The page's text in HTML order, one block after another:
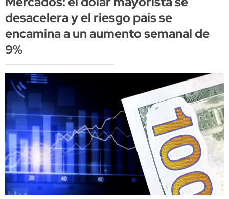
desacelera y el riesgo país se
encamina a un aumento semanal de
9%